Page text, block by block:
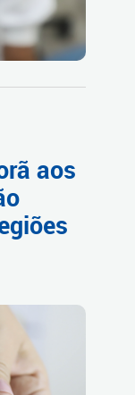
aos